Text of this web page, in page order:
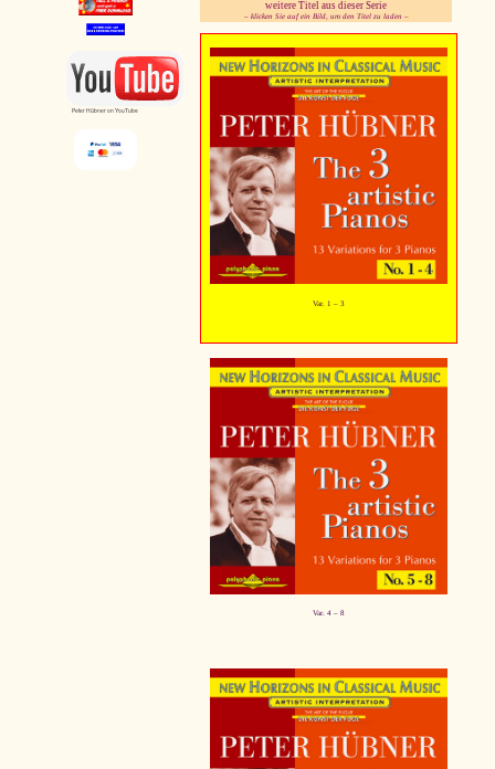
Peter Hübner on YouTube
weitere Titel aus dieser Serie
– klicken Sie auf ein Bild, um den Titel zu laden –
Var. 1 – 3
Var. 4 – 8